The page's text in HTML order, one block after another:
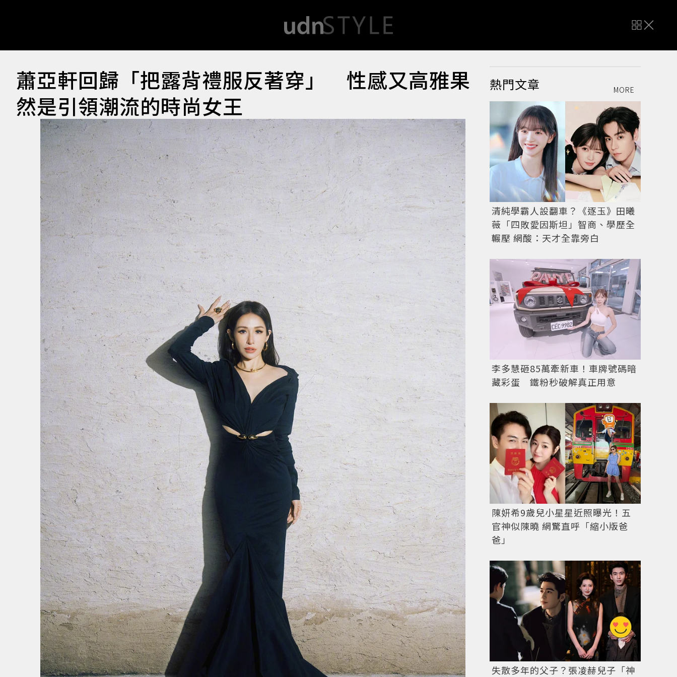
蕭亞軒回歸「把露背禮服反著穿」 性感又高雅果
然是引領潮流的時尚女王
熱門文章 MORE
清純學霸人設翻車？《逐玉》田曦
薇「四敗愛因斯坦」智商、學歷全
輾壓 網酸：天才全靠旁白
李多慧砸85萬牽新車！車牌號碼暗
藏彩蛋 鐵粉秒破解真正用意
陳妍希9歲兒小星星近照曝光！五
官神似陳曉 網驚直呼「縮小版爸
爸」
失散多年的父子？張凌赫兒子「神